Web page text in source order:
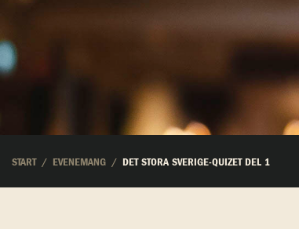
START EVENEMANG DET STORA SVERIGE-QUIZET DEL 1